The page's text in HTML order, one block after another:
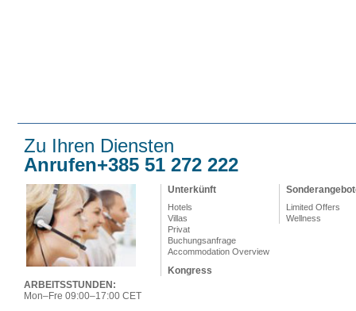
Zu Ihren Diensten
Anrufen+385 51 272 222
ARBEITSSTUNDEN:
Mon–Fre 09:00–17:00 CET
Unterkünft
Hotels
Villas
Privat
Buchungsanfrage
Accommodation Overview
Kongress
Limited Offers
Wellness